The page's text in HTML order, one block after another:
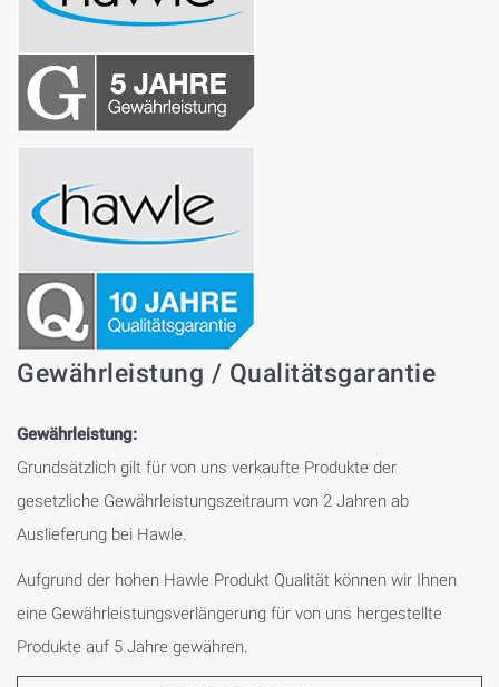
Gewährleistung / Qualitätsgarantie
Gewährleistung:
Grundsätzlich gilt für von uns verkaufte Produkte der
gesetzliche Gewährleistungszeitraum von 2 Jahren ab
Auslieferung bei Hawle.
Aufgrund der hohen Hawle Produkt Qualität können wir Ihnen
eine Gewährleistungsverlängerung für von uns hergestellte
Produkte auf 5 Jahre gewähren.